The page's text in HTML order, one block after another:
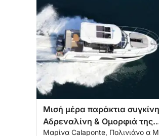
Μισή μέρα παράκτια
Αδρεναλίνη & Ομορφιά της
Απουλίας
Μαρίνα Calaponte, Πολινιάνο α